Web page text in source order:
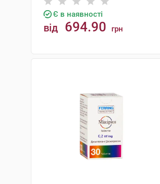
Є в наявності
від 694.90 грн